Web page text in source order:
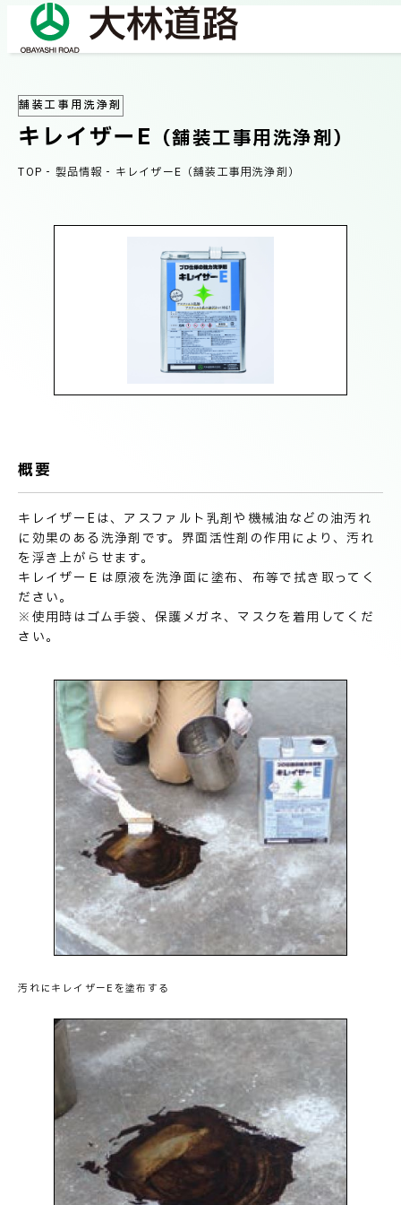
COMPANY
会社情報
社長メッセージ/企業理念
業績情報
サステナビリティ
ネットワーク
事業紹介
TECHNICAL INFORMATION
技術情報
製品情報
INFORMATION
お知らせ
お取引先の皆様へ
お問い合わせ
舗装工事用洗浄剤
キレイザーE （舗装工事用洗浄剤）
TOP - 製品情報 - キレイザーE（舗装工事用洗浄剤）
概要
キレイザーEは、アスファルト乳剤や機械油などの油汚れ
に効果のある洗浄剤です。界面活性剤の作用により、汚れ
を浮き上がらせます。
キレイザーＥは原液を洗浄面に塗布、布等で拭き取ってく
ださい。
※使用時はゴム手袋、保護メガネ、マスクを着用してくだ
さい。
汚れにキレイザーEを塗布する